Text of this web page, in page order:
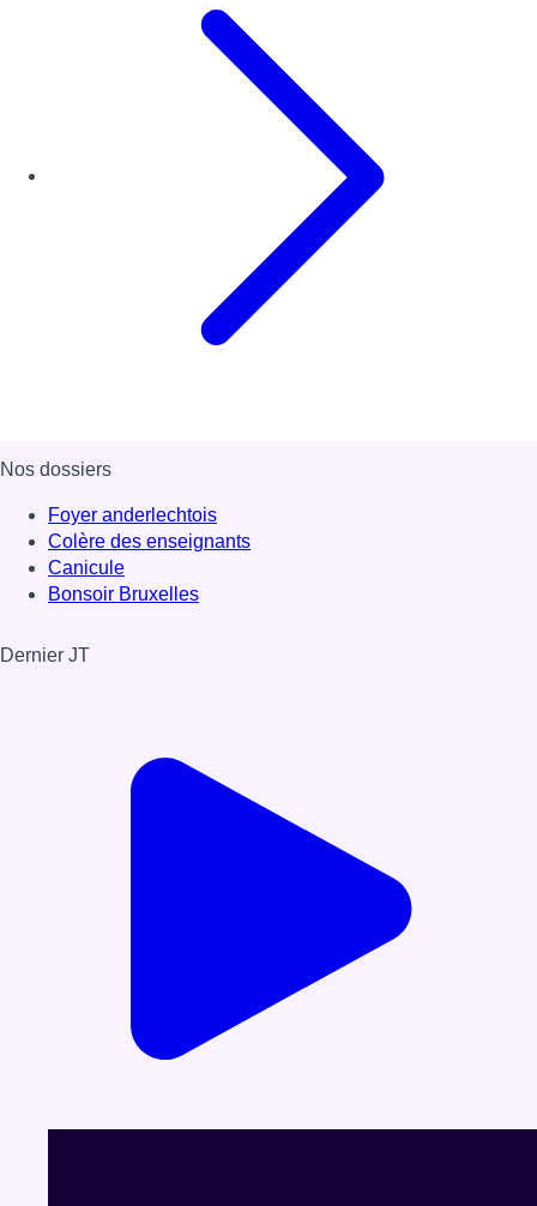
Nos dossiers
Foyer anderlechtois
Colère des enseignants
Canicule
Bonsoir Bruxelles
Dernier JT